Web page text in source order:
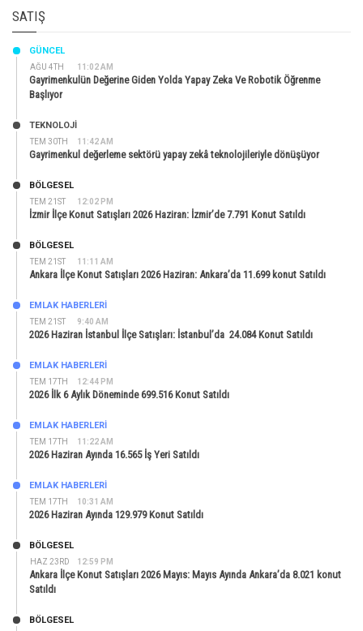
SATIŞ
AĞU 4TH 11:02 AM
GÜNCEL
Gayrimenkulün Değerine Giden Yolda Yapay Zeka Ve Robotik Öğrenme
Başlıyor
TEM 30TH 11:42 AM
TEKNOLOJİ
Gayrimenkul değerleme sektörü yapay zekâ teknolojileriyle dönüşüyor
TEM 21ST 12:02 PM
BÖLGESEL
İzmir İlçe Konut Satışları 2026 Haziran: İzmir’de 7.791 Konut Satıldı
TEM 21ST 11:11 AM
BÖLGESEL
Ankara İlçe Konut Satışları 2026 Haziran: Ankara’da 11.699 konut Satıldı
TEM 21ST 9:40 AM
EMLAK HABERLERI
2026 Haziran İstanbul İlçe Satışları: İstanbul’da 24.084 Konut Satıldı
TEM 17TH 12:44 PM
EMLAK HABERLERI
2026 İlk 6 Aylık Döneminde 699.516 Konut Satıldı
TEM 17TH 11:22 AM
EMLAK HABERLERI
2026 Haziran Ayında 16.565 İş Yeri Satıldı
TEM 17TH 10:31 AM
EMLAK HABERLERI
2026 Haziran Ayında 129.979 Konut Satıldı
HAZ 23RD 12:59 PM
BÖLGESEL
Ankara İlçe Konut Satışları 2026 Mayıs: Mayıs Ayında Ankara’da 8.021 konut
Satıldı
BÖLGESEL